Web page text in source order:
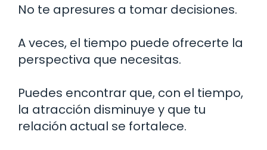
No te apresures a tomar decisiones.
A veces, el tiempo puede ofrecerte la
perspectiva que necesitas.
Puedes encontrar que, con el tiempo,
la atracción disminuye y que tu
relación actual se fortalece.